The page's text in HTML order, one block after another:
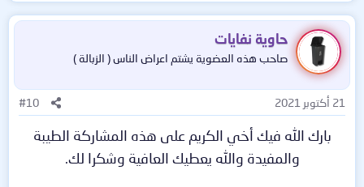
حاوية نفايات
صاحب هذه العضوية يشتم اعراض الناس ( الزبالة )
21 أكتوبر 2021 #10
بارك الله فيك أخي الكريم على هذه المشاركة الطيبة
والمفيدة والله يعطيك العافية وشكرا لك.